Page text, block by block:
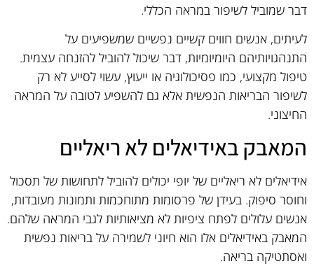
דבר שמוביל לשיפור במראה הכללי.
לעיתים, אנשים חווים קשיים נפשיים שמשפיעים על
התנהגויותיהם היומיומיות, דבר שיכול להוביל להזנחה עצמית.
טיפול מקצועי, כמו פסיכולוגיה או ייעוץ, עשוי לסייע לא רק
לשיפור הבריאות הנפשית אלא גם להשפיע לטובה על המראה
החיצוני.
המאבק באידיאלים לא ריאליים
אידיאלים לא ריאליים של יופי יכולים להוביל לתחושות של תסכול
וחוסר סיפוק. בעידן של פרסומות מתוחכמות ותמונות מעובדות,
אנשים עלולים לפתח ציפיות לא מציאותיות לגבי המראה שלהם.
המאבק באידיאלים אלו הוא חיוני לשמירה על בריאות נפשית
ואסתטיקה בריאה.